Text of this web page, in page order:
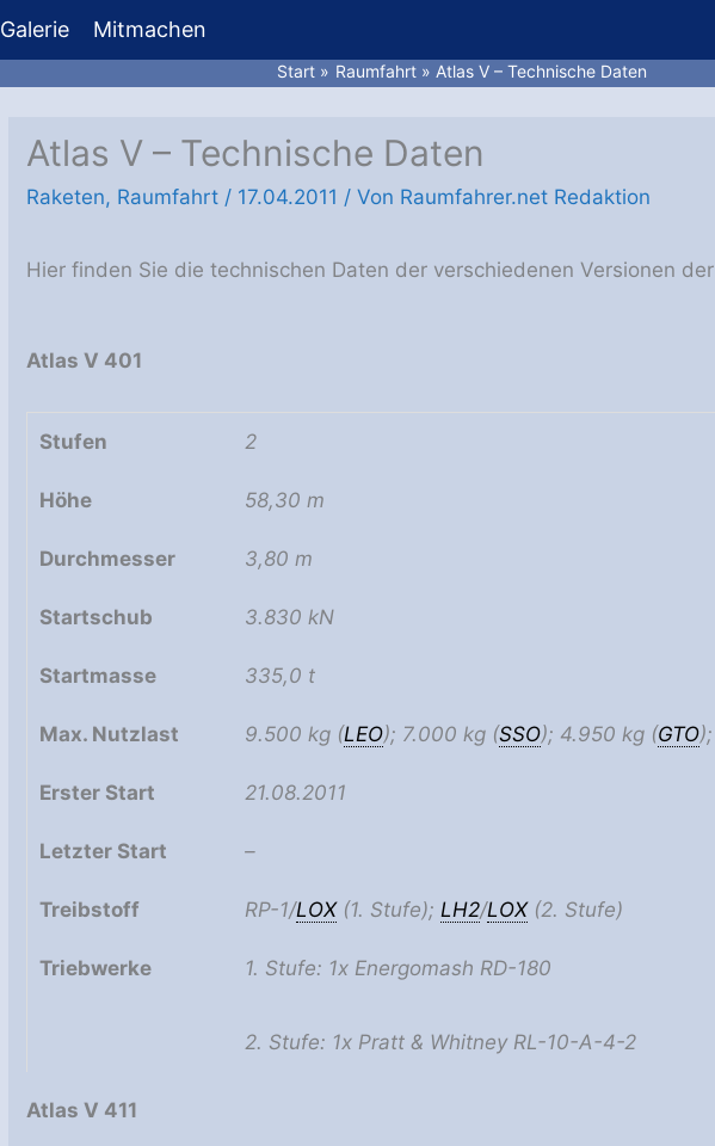
Galerie Mitmachen
Start Raumfahrt Atlas V – Technische Daten
Atlas V – Technische Daten
Raketen, Raumfahrt/ 17.04.2011 / Von Raumfahrer.net Redaktion
Hier finden Sie die technischen Daten der verschiedenen Versionen
Atlas V 401
Stufen 2
Höhe 58,30 m
Durchmesser 3,80 m
Startschub 3.830 kN
Startmasse 335,0 t
Max. Nutzlast 9.500 kg (LEO); 7.000 kg (SSO); 4.950 kg (GTO
Erster Start 21.08.2011
Letzter Start –
Treibstoff RP-1/LOX(1. Stufe); LH2/LOX(2. Stufe)
Triebwerke 1. Stufe: 1x Energomash RD-180
2. Stufe: 1x Pratt & Whitney RL-10-A-4-2
Atlas V 411